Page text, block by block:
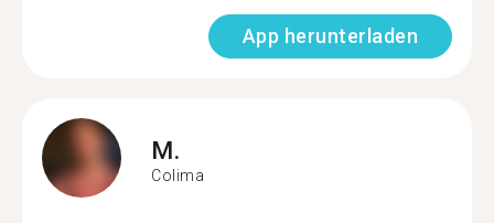
App herunterladen
M.
Colima